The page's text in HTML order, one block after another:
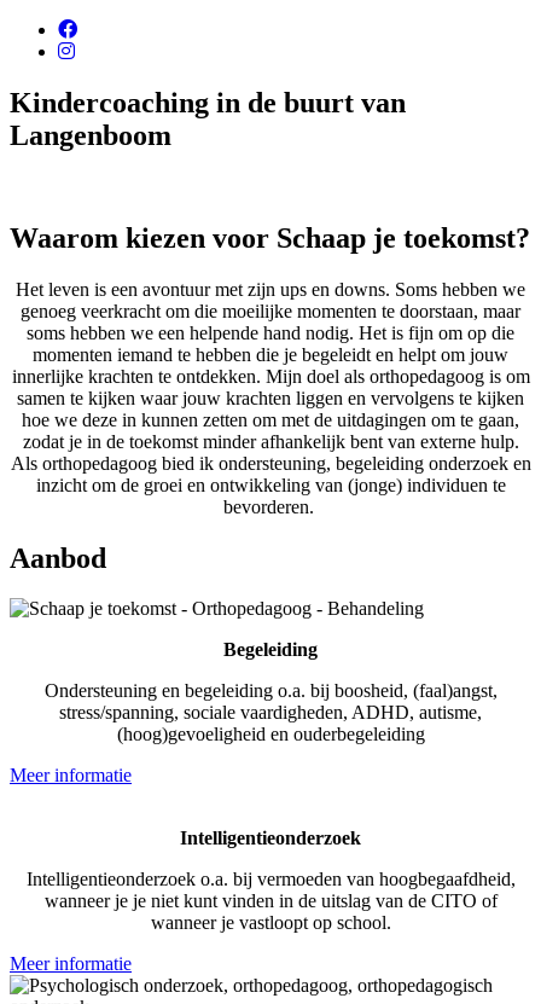
Kindercoaching in de buurt van
Langenboom
Waarom kiezen voor Schaap je toekomst?
Het leven is een avontuur met zijn ups en downs. Soms hebben we
genoeg veerkracht om die moeilijke momenten te doorstaan, maar
soms hebben we een helpende hand nodig. Het is fijn om op die
momenten iemand te hebben die je begeleidt en helpt om jouw
innerlijke krachten te ontdekken. Mijn doel als orthopedagoog is om
samen te kijken waar jouw krachten liggen en vervolgens te kijken
hoe we deze in kunnen zetten om met de uitdagingen om te gaan,
zodat je in de toekomst minder afhankelijk bent van externe hulp.
Als orthopedagoog bied ik ondersteuning, begeleiding onderzoek en
inzicht om de groei en ontwikkeling van (jonge) individuen te
bevorderen.
Aanbod
Begeleiding
Ondersteuning en begeleiding o.a. bij boosheid, (faal)angst,
stress/spanning, sociale vaardigheden, ADHD, autisme,
(hoog)gevoeligheid en ouderbegeleiding
Meer informatie
Intelligentieonderzoek
Intelligentieonderzoek o.a. bij vermoeden van hoogbegaafdheid,
wanneer je je niet kunt vinden in de uitslag van de CITO of
wanneer je vastloopt op school.
Meer informatie